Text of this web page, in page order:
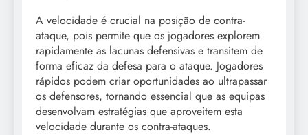
A velocidade é crucial na posição de contra-
ataque, pois permite que os jogadores explorem
rapidamente as lacunas defensivas e transitem de
forma eficaz da defesa para o ataque. Jogadores
rápidos podem criar oportunidades ao ultrapassar
os defensores, tornando essencial que as equipas
desenvolvam estratégias que aproveitem esta
velocidade durante os contra-ataques.